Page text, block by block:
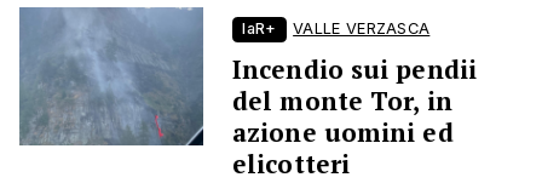
laR+ VALLE VERZASCA
Incendio sui pendii
del monte Tor, in
azione uomini ed
elicotteri